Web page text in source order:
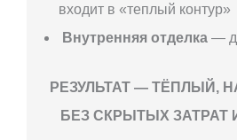
входит в «теплый контур»
Внутренняя отделка —
РЕЗУЛЬТАТ — ТЁПЛЫЙ,
БЕЗ СКРЫТЫХ ЗАТРАТ